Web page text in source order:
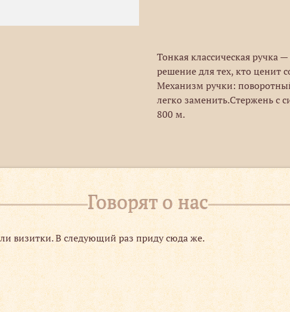
Тонкая классическая
решение для тех, кто ценит
Механизм ручки:
легко заменить.Стержень
800 м.
Говорят о нас
визитки. В следующий раз приду сюда же.